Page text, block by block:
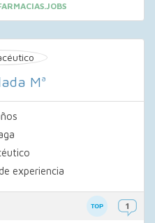
Mª
experiencia